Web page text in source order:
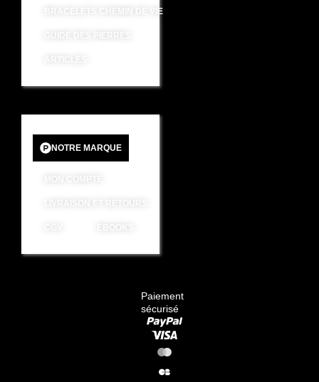
BRACELETS CHEMIN DE VIE
GUIDE DES PIERRES
NOTRE MARQUE
MON COMPTE
EBOOKS
Paiement
sécurisé